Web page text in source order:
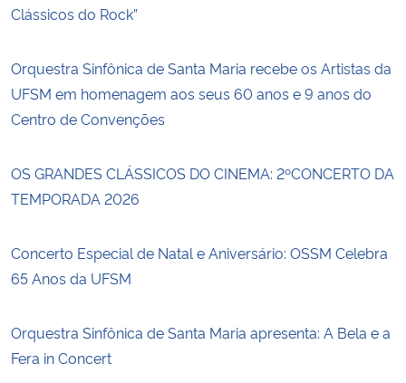
Clássicos do Rock”
Orquestra Sinfônica de Santa Maria recebe os Artistas da
UFSM em homenagem aos seus 60 anos e 9 anos do
Centro de Convenções
OS GRANDES CLÁSSICOS DO CINEMA: 2ºCONCERTO DA
TEMPORADA 2026
Concerto Especial de Natal e Aniversário: OSSM Celebra
65 Anos da UFSM
Orquestra Sinfônica de Santa Maria apresenta: A Bela e a
Fera in Concert